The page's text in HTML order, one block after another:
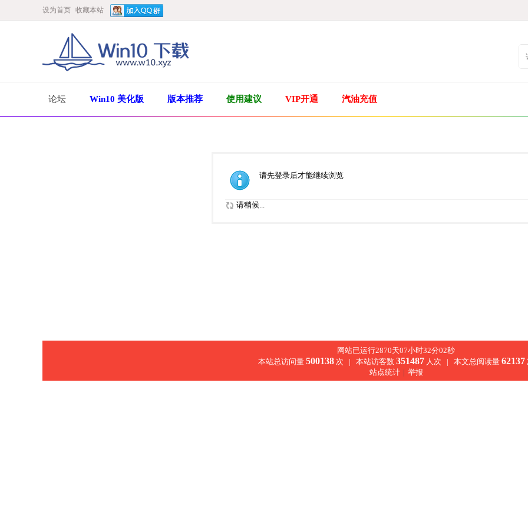
设为首页 收藏本站
论坛 Win10 美化版 版本推荐 使用建议 VIP开通 汽油充值
请先登录后才能继续浏览
请稍候...
网站已运行2870天07小时32分02秒
本站总访问量 500138次 | 本站访客数 351487人次 | 本文总阅读量 62137
站点统计 | 举报